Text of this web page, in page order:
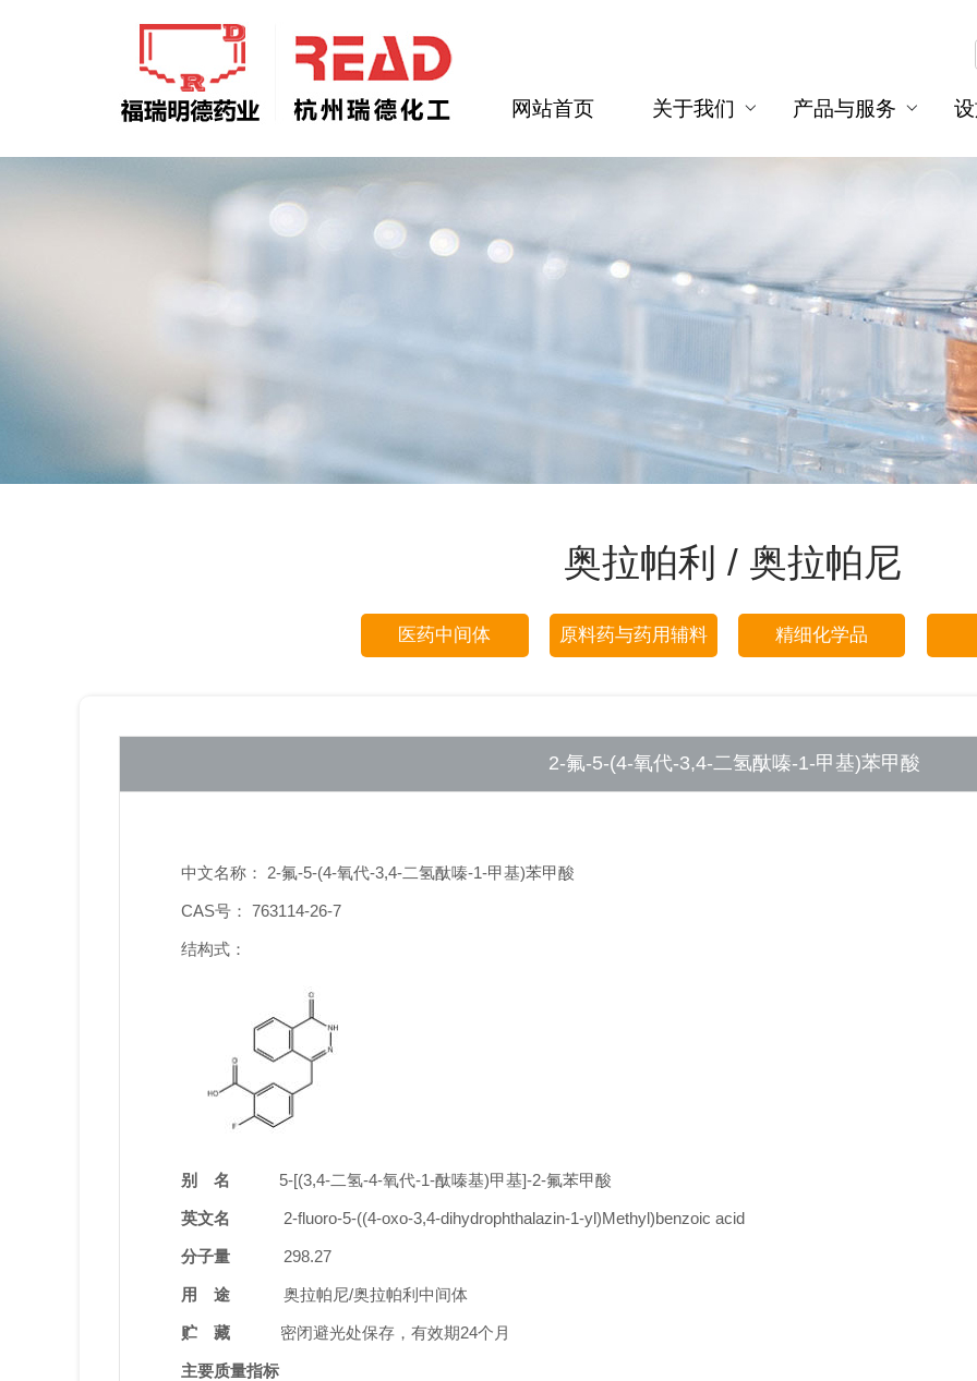
网站首页 关于我们 产品与服务
奥拉帕利 / 奥拉帕尼
医药中间体 原料药与药用辅料 精细化学品
2-氟-5-(4-氧代-3,4-二氢酞嗪-1-甲基)苯甲酸
中文名称： 2-氟-5-(4-氧代-3,4-二氢酞嗪-1-甲基)苯甲酸
CAS号： 763114-26-7
结构式：
别 名 5-[(3,4-二氢-4-氧代-1-酞嗪基)甲基]-2-氟苯甲酸
英文名 2-fluoro-5-((4-oxo-3,4-dihydrophthalazin-1-yl)Methyl)benzoic acid
分子量 298.27
用 途 奥拉帕尼/奥拉帕利中间体
贮 藏 密闭避光处保存，有效期24个月
主要质量指标